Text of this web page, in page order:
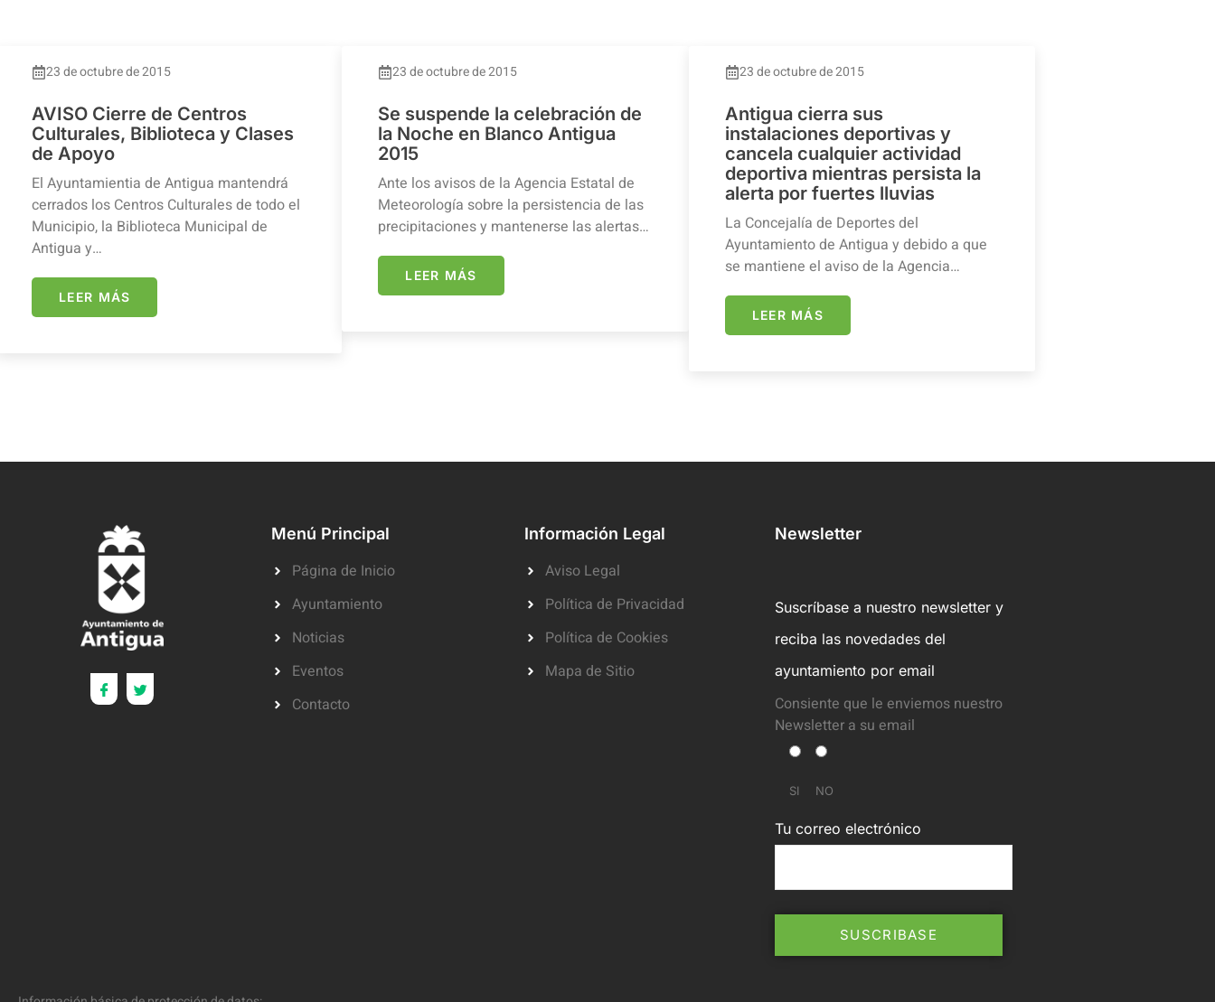
23 de octubre de 2015
AVISO Cierre de Centros
Culturales, Biblioteca y Clases
de Apoyo
El Ayuntamientia de Antigua mantendrá
cerrados los Centros Culturales de todo el
Municipio, la Biblioteca Municipal de
Antigua y…
LEER MÁS
23 de octubre de 2015
Se suspende la celebración de
la Noche en Blanco Antigua
2015
Ante los avisos de la Agencia Estatal de
Meteorología sobre la persistencia de las
precipitaciones y mantenerse las alertas…
LEER MÁS
23 de octubre de 2015
Antigua cierra sus
instalaciones deportivas y
cancela cualquier actividad
deportiva mientras persista la
alerta por fuertes lluvias
La Concejalía de Deportes del
Ayuntamiento de Antigua y debido a que
se mantiene el aviso de la Agencia…
LEER MÁS
Menú Principal
Página de Inicio
Ayuntamiento
Noticias
Eventos
Contacto
Información Legal
Aviso Legal
Política de Privacidad
Política de Cookies
Mapa de Sitio
Newsletter
Suscríbase a nuestro newsletter y
reciba las novedades del
ayuntamiento por email
Consiente que le enviemos nuestro
Newsletter a su email
SI NO
Tu correo electrónico